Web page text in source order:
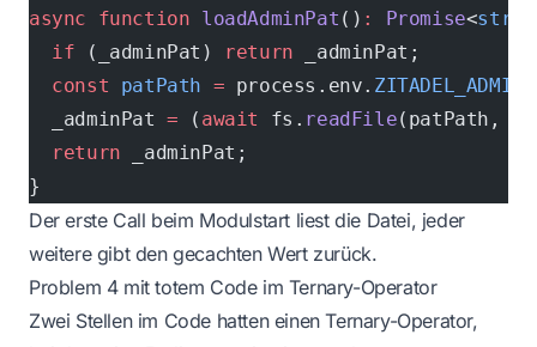
async function loadAdminPat () : Promise<
  if
(_adminPat) return _adminPat;
  const
patPath = process.env.
  _adminPat
= ( await fs. readFile(patPath,
  return
_adminPat;
}
Der erste Call beim Modulstart liest die Datei, jeder
weitere gibt den gecachten Wert zurück.
Problem 4 mit totem Code im Ternary-Operator
Zwei Stellen im Code hatten einen Ternary-Operator,